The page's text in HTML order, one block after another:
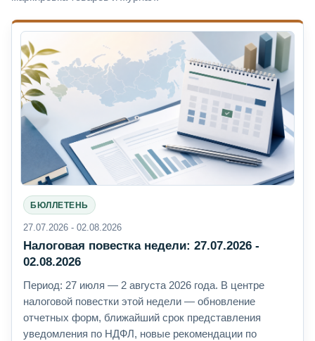
БЮЛЛЕТЕНЬ
27.07.2026 - 02.08.2026
Налоговая повестка недели: 27.07.2026 -
02.08.2026
Период: 27 июля — 2 августа 2026 года. В центре
налоговой повестки этой недели — обновление
отчетных форм, ближайший срок представления
уведомления по НДФЛ, новые рекомендации по